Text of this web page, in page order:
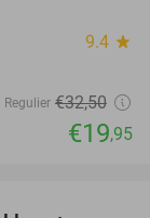
9.4 star
Regulier €32,50
€19,95